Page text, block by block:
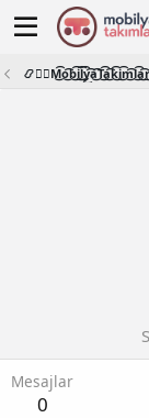
Mesajlar
0